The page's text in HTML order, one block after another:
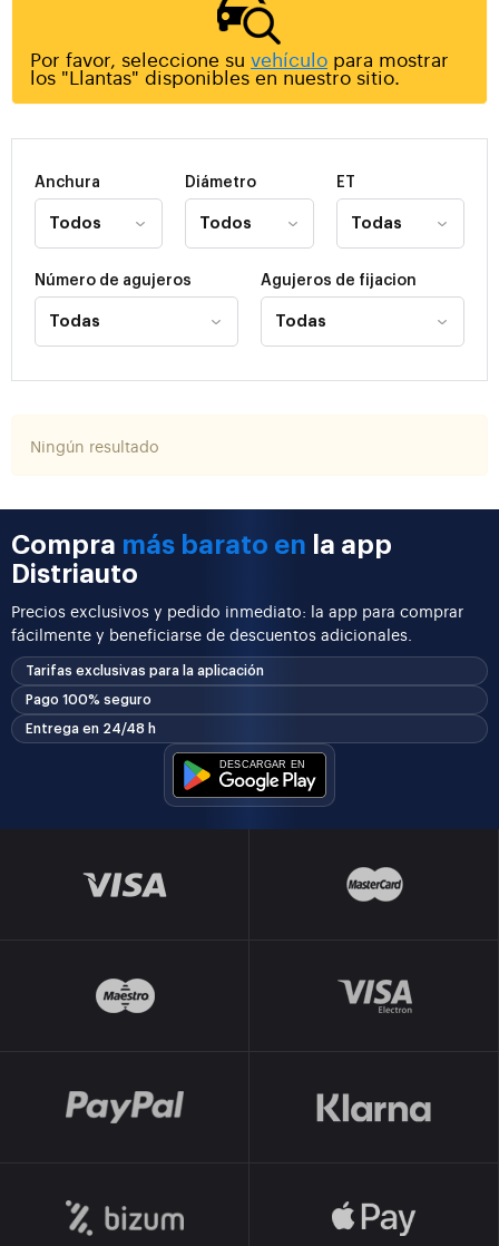
Por favor, seleccione su vehículo para mostrar
los "Llantas" disponibles en nuestro sitio.
Anchura Diámetro ET
Número de agujeros Agujeros de fijacion
Ningún resultado
Compra más barato en la app
Distriauto
Precios exclusivos y pedido inmediato: la app para comprar
fácilmente y beneficiarse de descuentos adicionales.
Tarifas exclusivas para la aplicación
Pago 100% seguro
Entrega en 24/48 h